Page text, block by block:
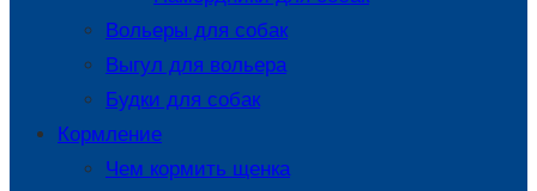
Вольеры для собак
Выгул для вольера
Будки для собак
Кормление
Чем кормить щенка